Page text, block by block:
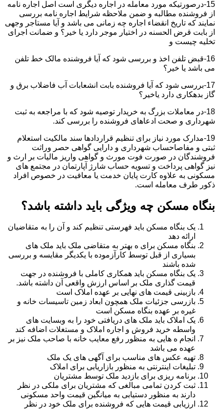
15-درصورتیکه مورد معامله در اجاره دیگری است اصل اجاره نامه
از فروشنده مطالبه و ضمن ملاحظه شرایط اجاره نامه بررسی
نمایند که تاریخ انقضاء اجاره چه زمانی می باشد و آیا مستاجر وجهی
از بابت قرض الحسنه در اختیار موجر دارد یا خیر؟ و ضمانت اجرای
تخلیه چیست و
16-قبض تلفن اخذ و بررسی شود که آیا فروشنده مالک خط تلفن
می باشد یا خیر؟
17-بررسی شود که آیا فروشنده بابت انشعابات آب فاضلاب برق و
گاز بدهکاری دارد یاخیر؟
18-در معاملات بزرگ به خریدار توصیه شود که با مراجعه به ثبت
شهرداری و صحت ادعاهای فروشنده را بررسی کند.
19-مدارک مورد نیاز برای تنظیم قراردادها سند مالکیت استعلام
ثبتی و مفاصاحساب شهرداری و دارایی گواهی حصر وراثت
فروشندگان در صورت فوت مورث و گواهی واریز مالیات بر ارث و
نیز گواهی پرداخت و تسویه حساب شارژ آپارتمان در مجتمع های
مسکونی به علاوه کارت پایان خدمت یا معافیت در خصوص افراد
ذکور طرف معامله است.
بنگاه مسکن چه ویژگی باید داشته باشد؟
یک بنگاه مسکن باید فهرستی تنظیم کند و آن را به متقاضیان
ارائه دهد
بنگاه مسکن برای ه بهتر به متقاضی ملک باید ملک های
بسیاری از قبل توسط کارآزموده با یکدیگر مقایسه و بررسی
شده باشند
یک بنگاه مسکن باید همکاری کاملی با فروشنده در جهت
قیمت گذاری ملک بر اساس ارزش واقعی آن داشته باشد.
بازبینی قیمت های نهایی بر عهده املاک است
بازرسی جزئیات ملک همچون ابعاد زمین تاسیسات خانه و
غیره بر عهده بنگاه مسکن است
یک املاک باید ملک های دریافتی خود را به وبسایت های
واسطه خرید فروش و اجاره املاک و مستغلات اضافه کند
انجام ه هایی به منظور رفع معایب خانه با صاحب ملک نیز بر
عهده می باشد
تهیه عکس های مناسب برای آگهی های یک ملک
تبلیغات اینترنتی به منظور بازاریابی برای املاک
برنامه ریزی برای بازدید ملک توسط مشتریان
ثبت کردن تمامی مبالغی که مشتریان برای ملکی در نظر
دارند به منظور دستیابی به میانگین قیمت واحد مسکونی
ارزیابی قیمت هایی که فروشنده برای ملک خود در نظر